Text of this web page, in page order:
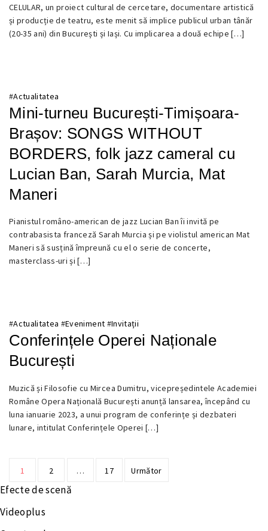
12
OCTOMBRIE
2023
CELULAR, un proiect cultural de cercetare, documentare artistică
și producție de teatru, este menit să implice publicul urban tânăr
(20-35 ani) din București și Iași. Cu implicarea a două echipe […]
#Actualitatea
Mini-turneu București-Timișoara-
Brașov: SONGS WITHOUT
BORDERS, folk jazz cameral cu
Lucian Ban, Sarah Murcia, Mat
Maneri
15
MAI
2023
Pianistul româno-american de jazz Lucian Ban îi invită pe
contrabasista franceză Sarah Murcia și pe violistul american Mat
Maneri să susțină împreună cu el o serie de concerte,
masterclass-uri și […]
#Actualitatea #Eveniment #Invitații
Conferințele Operei Naționale
București
10
IANUARIE
2023
Muzică și Filosofie cu Mircea Dumitru, vicepreședintele Academiei
Române Opera Națională București anunță lansarea, începând cu
luna ianuarie 2023, a unui program de conferințe și dezbateri
lunare, intitulat Conferințele Operei […]
Paginație
articole
1 2 … 17 Următor
Efecte de scenă
Videoplus